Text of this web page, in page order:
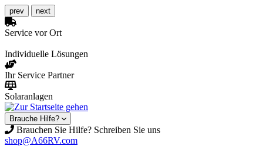
prev next
Service vor Ort
Individuelle Lösungen
Ihr Service Partner
Solaranlagen
Brauche Hilfe?
Brauchen Sie Hilfe? Schreiben Sie uns
shop@A66RV.com